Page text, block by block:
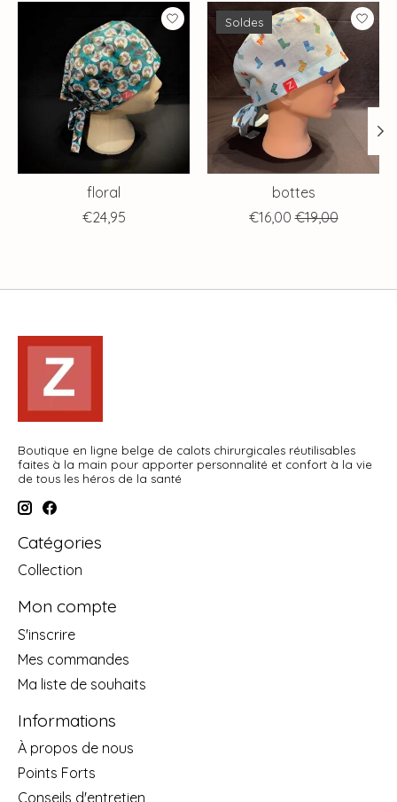
Articles du carrousel de produits
floral
€24,95
Soldes
bottes
€16,00 €19,00
Boutique en ligne belge de calots chirurgicales réutilisables
faites à la main pour apporter personnalité et confort à la vie
de tous les héros de la santé
Catégories
Collection
Mon compte
S'inscrire
Mes commandes
Ma liste de souhaits
Informations
À propos de nous
Points Forts
Conseils d'entretien